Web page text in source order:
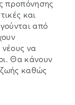
προπόνησης
και
από
νέους να
Θα κάνουν
ζωής καθώς